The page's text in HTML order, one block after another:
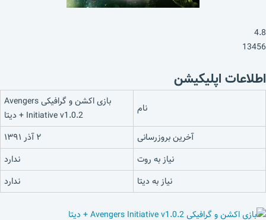
4.8
13456
اطلاعات اپلیکیشن
نام
بازی اکشن و گرافیکی Avengers
Initiative v1.0.2 + دیتا
آخرین بروزرسانی
۲ آذر ۱۳۹۱
نیاز به روت
ندارد
نیاز به دیتا
ندارد